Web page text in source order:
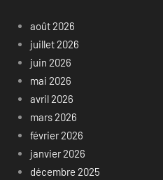
août 2026
juillet 2026
juin 2026
mai 2026
avril 2026
mars 2026
février 2026
janvier 2026
décembre 2025